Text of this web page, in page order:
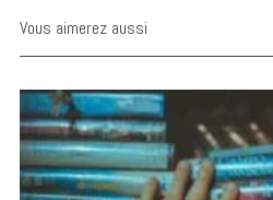
Vous aimerez aussi